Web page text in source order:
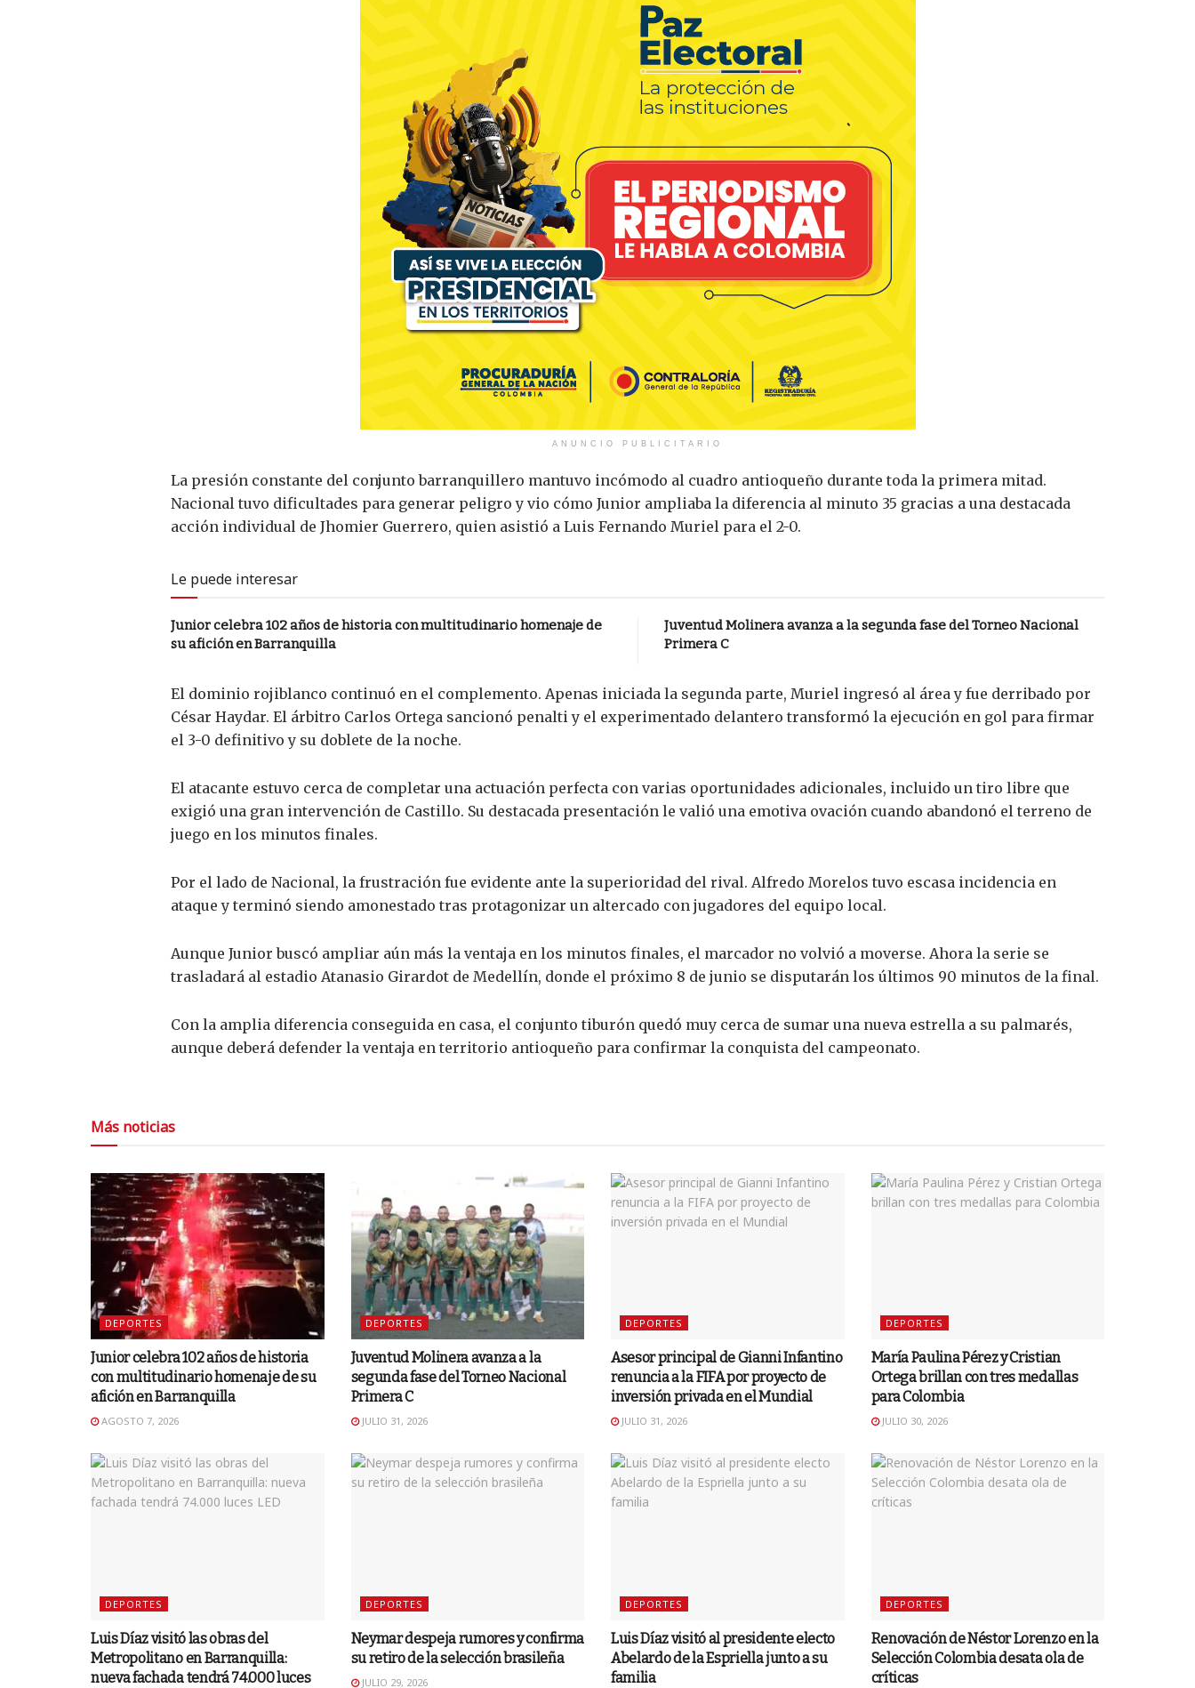
ANUNCIO PUBLICITARIO
La presión constante del conjunto barranquillero mantuvo incómodo al cuadro antioqueño durante toda la primera mitad.
Nacional tuvo dificultades para generar peligro y vio cómo Junior ampliaba la diferencia al minuto 35 gracias a una destacada
acción individual de Jhomier Guerrero, quien asistió a Luis Fernando Muriel para el 2-0.
Le puede interesar
Junior celebra 102 años de historia con multitudinario homenaje de
su afición en Barranquilla
Juventud Molinera avanza a la segunda fase del Torneo Nacional
Primera C
El dominio rojiblanco continuó en el complemento. Apenas iniciada la segunda parte, Muriel ingresó al área y fue derribado por
César Haydar. El árbitro Carlos Ortega sancionó penalti y el experimentado delantero transformó la ejecución en gol para firmar
el 3-0 definitivo y su doblete de la noche.
El atacante estuvo cerca de completar una actuación perfecta con varias oportunidades adicionales, incluido un tiro libre que
exigió una gran intervención de Castillo. Su destacada presentación le valió una emotiva ovación cuando abandonó el terreno de
juego en los minutos finales.
Por el lado de Nacional, la frustración fue evidente ante la superioridad del rival. Alfredo Morelos tuvo escasa incidencia en
ataque y terminó siendo amonestado tras protagonizar un altercado con jugadores del equipo local.
Aunque Junior buscó ampliar aún más la ventaja en los minutos finales, el marcador no volvió a moverse. Ahora la serie se
trasladará al estadio Atanasio Girardot de Medellín, donde el próximo 8 de junio se disputarán los últimos 90 minutos de la final.
Con la amplia diferencia conseguida en casa, el conjunto tiburón quedó muy cerca de sumar una nueva estrella a su palmarés,
aunque deberá defender la ventaja en territorio antioqueño para confirmar la conquista del campeonato.
Más noticias
DEPORTES
Junior celebra 102 años de historia
con multitudinario homenaje de su
afición en Barranquilla
AGOSTO 7, 2026
DEPORTES
Juventud Molinera avanza a la
segunda fase del Torneo Nacional
Primera C
JULIO 31, 2026
DEPORTES
Asesor principal de Gianni Infantino
renuncia a la FIFA por proyecto de
inversión privada en el Mundial
JULIO 31, 2026
DEPORTES
María Paulina Pérez y Cristian
Ortega brillan con tres medallas
para Colombia
JULIO 30, 2026
DEPORTES
Luis Díaz visitó las obras del
Metropolitano en Barranquilla:
nueva fachada tendrá 74.000 luces
DEPORTES
Neymar despeja rumores y confirma
su retiro de la selección brasileña
JULIO 29, 2026
DEPORTES
Luis Díaz visitó al presidente electo
Abelardo de la Espriella junto a su
familia
DEPORTES
Renovación de Néstor Lorenzo en la
Selección Colombia desata ola de
críticas